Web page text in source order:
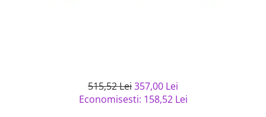
515,52 Lei357,00 Lei
Economisesti: 158,52 Lei